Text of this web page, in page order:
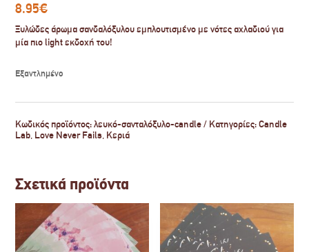
8.95€
Ξυλώδες άρωμα σανδαλόξυλου εμπλουτισμένο με νότες αχλαδιού για
μία πιο light εκδοχή του!
Εξαντλημένο
Κωδικός προϊόντος:λευκό-σανταλόξυλο-candle Κατηγορίες:Candle
Lab, Love Never Fails, Κεριά
Σχετικά προϊόντα